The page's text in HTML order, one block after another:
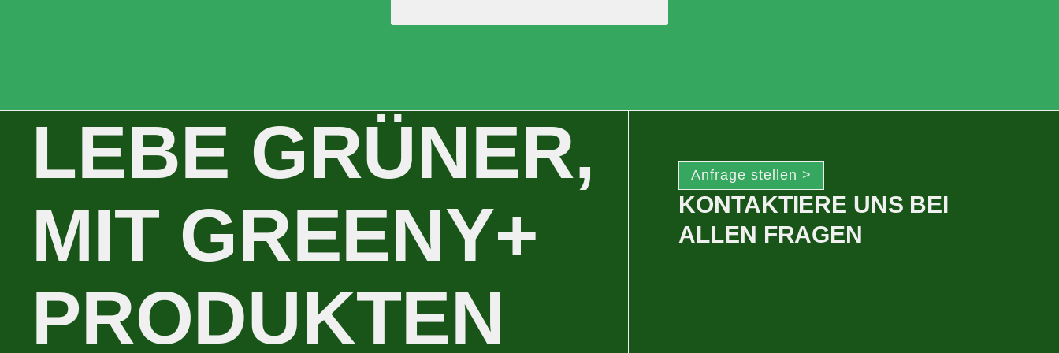
LEBE GRÜNER,
MIT GREENY+
PRODUKTEN
Anfrage stellen >
KONTAKTIERE UNS BEI
ALLEN FRAGEN